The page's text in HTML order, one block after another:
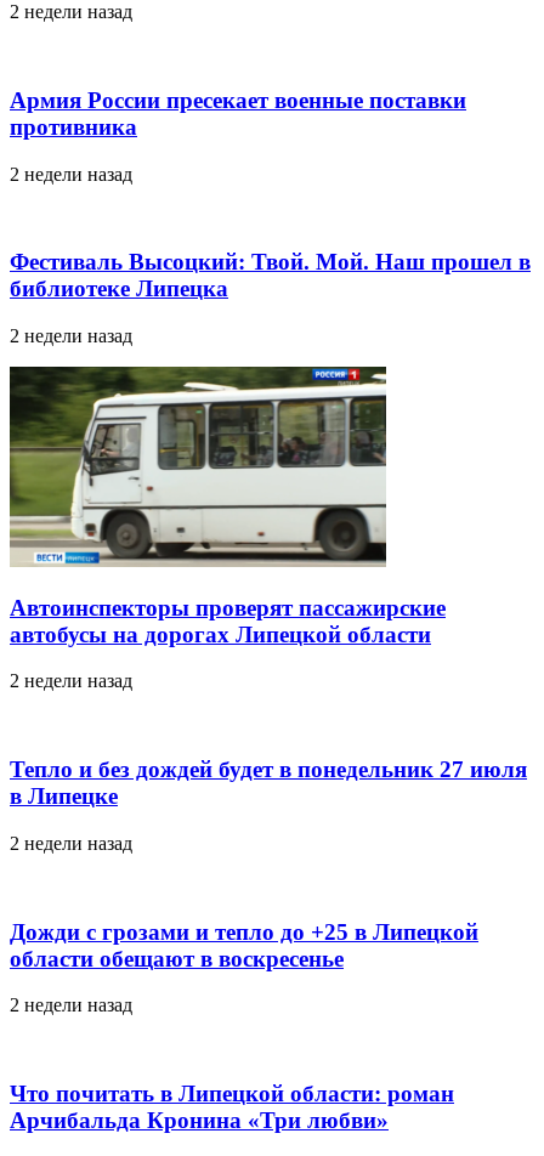
2 недели назад
Армия России пресекает военные поставки
противника
2 недели назад
Фестиваль Высоцкий: Твой. Мой. Наш прошел в
библиотеке Липецка
2 недели назад
Автоинспекторы проверят пассажирские
автобусы на дорогах Липецкой области
2 недели назад
Тепло и без дождей будет в понедельник 27 июля
в Липецке
2 недели назад
Дожди с грозами и тепло до +25 в Липецкой
области обещают в воскресенье
2 недели назад
Что почитать в Липецкой области: роман
Арчибальда Кронина «Три любви»